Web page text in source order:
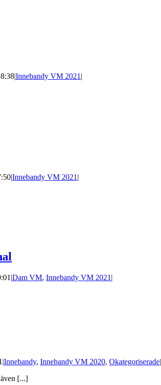
|Innebandy VM 2021 |
|Innebandy VM 2021 |
|Dam VM, Innebandy VM 2021 |
|Innebandy, Innebandy VM 2020, Okategoriserade|
[...]